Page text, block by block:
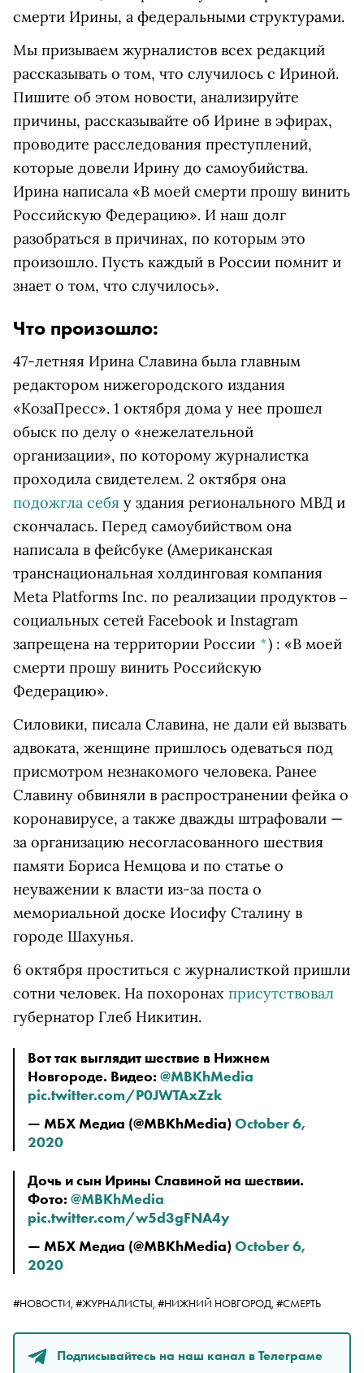
смерти Ирины, а федеральными структурами.
Мы призываем журналистов всех редакций
рассказывать о том, что случилось с Ириной.
Пишите об этом новости, анализируйте
причины, рассказывайте об Ирине в эфирах,
проводите расследования преступлений,
которые довели Ирину до самоубийства.
Ирина написала «В моей смерти прошу винить
Российскую Федерацию». И наш долг
разобраться в причинах, по которым это
произошло. Пусть каждый в России помнит и
знает о том, что случилось».
Что произошло:
47-летняя Ирина Славина была главным
редактором нижегородского издания
«КозаПресс». 1 октября дома у нее прошел
обыск по делу о «нежелательной
организации», по которому журналистка
проходила свидетелем. 2 октября она
подожгла себя у здания регионального МВД и
скончалась. Перед самоубийством она
написала в фейсбуке (Американская
транснациональная холдинговая компания
Meta Platforms Inc. по реализации продуктов ‒
социальных сетей Facebook и Instagram
запрещена на территории России *) : «В моей
смерти прошу винить Российскую
Федерацию».
Силовики, писала Славина, не дали ей вызвать
адвоката, женщине пришлось одеваться под
присмотром незнакомого человека. Ранее
Славину обвиняли в распространении фейка о
коронавирусе, а также дважды штрафовали —
за организацию несогласованного шествия
памяти Бориса Немцова и по статье о
неуважении к власти из-за поста о
мемориальной доске Иосифу Сталину в
городе Шахунья.
6 октября проститься с журналисткой пришли
сотни человек. На похоронах присутствовал
губернатор Глеб Никитин.
Вот так выглядит шествие в Нижнем
Новгороде. Видео: @MBKhMedia
pic.twitter.com/P0JWTAxZzk
— МБХ Медиа (@MBKhMedia) October 6,
2020
Дочь и сын Ирины Славиной на шествии.
Фото: @MBKhMedia
pic.twitter.com/w5d3gFNA4y
— МБХ Медиа (@MBKhMedia) October 6,
2020
#НОВОСТИ, #ЖУРНАЛИСТЫ, #НИЖНИЙ НОВГОРОД, #СМЕРТЬ
Подписывайтесь на наш канал в Телеграме